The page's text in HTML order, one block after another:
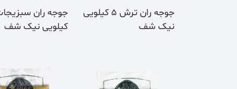
جوجه ران ترش 5 کیلویی
نیک شف
کیلویی نیک شف